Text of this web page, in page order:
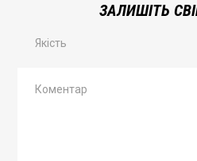
ЗАЛИШІТЬ
Якість